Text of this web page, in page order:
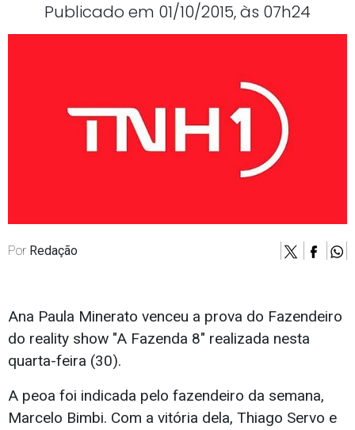
Publicado em 01/10/2015, às 07h24
Por Redação
Ana Paula Minerato venceu a prova do Fazendeiro
do reality show "A Fazenda 8" realizada nesta
quarta-feira (30).
A peoa foi indicada pelo fazendeiro da semana,
Marcelo Bimbi. Com a vitória dela, Thiago Servo e